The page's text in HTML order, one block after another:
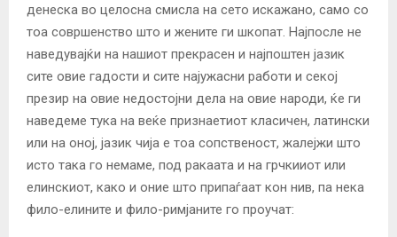
денеска во целосна смисла на сето искажано, само со
тоа совршенство што и жените ги шкопат. Најпосле не
наведувајќи на нашиот прекрасен и најпоштен јазик
сите овие гадости и сите најужасни работи и секој
презир на овие недостојни дела на овие народи, ќе ги
наведеме тука на веќе признаетиот класичен, латински
или на оној, јазик чија е тоа сопственост, жалејжи што
исто така го немаме, под ракаата и на грчкииот или
елинскиот, како и оние што припаѓаат кон нив, па нека
фило-елините и фило-римјаните го проучат: